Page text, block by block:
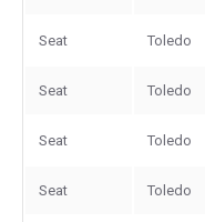
Seat Toledo
Seat Toledo
Seat Toledo
Seat Toledo